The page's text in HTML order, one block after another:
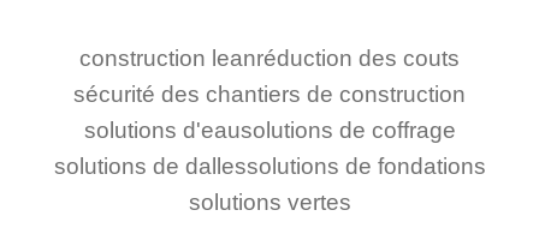
construction leanréduction des couts
sécurité des chantiers de construction
solutions d'eausolutions de coffrage
solutions de dallessolutions de fondations
solutions vertes